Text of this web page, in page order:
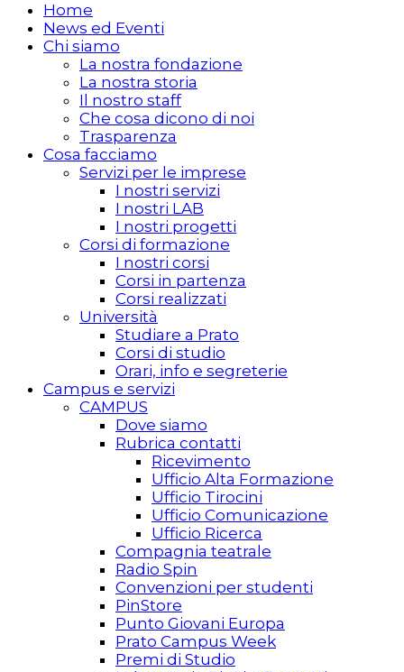
Home
News ed Eventi
Chi siamo
La nostra fondazione
La nostra storia
Il nostro staff
Che cosa dicono di noi
Trasparenza
Cosa facciamo
Servizi per le imprese
I nostri servizi
I nostri LAB
I nostri progetti
Corsi di formazione
I nostri corsi
Corsi in partenza
Corsi realizzati
Università
Studiare a Prato
Corsi di studio
Orari, info e segreterie
Campus e servizi
CAMPUS
Dove siamo
Rubrica contatti
Ricevimento
Ufficio Alta Formazione
Ufficio Tirocini
Ufficio Comunicazione
Ufficio Ricerca
Compagnia teatrale
Radio Spin
Convenzioni per studenti
PinStore
Punto Giovani Europa
Prato Campus Week
Premi di Studio